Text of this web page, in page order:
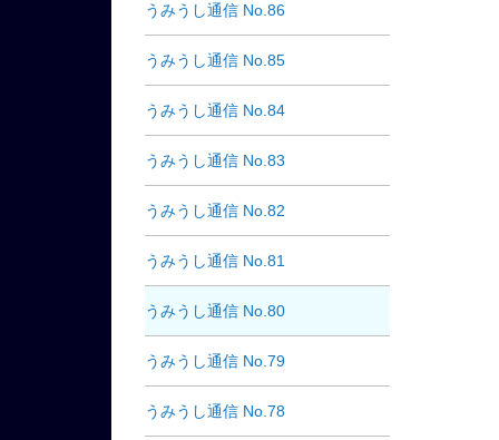
うみうし通信 No.86
うみうし通信 No.85
うみうし通信 No.84
うみうし通信 No.83
うみうし通信 No.82
うみうし通信 No.81
うみうし通信 No.80
うみうし通信 No.79
うみうし通信 No.78